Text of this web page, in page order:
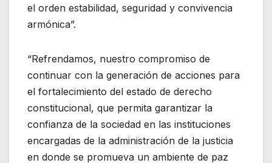
el orden estabilidad, seguridad y convivencia
armónica”.
“Refrendamos, nuestro compromiso de
continuar con la generación de acciones para
el fortalecimiento del estado de derecho
constitucional, que permita garantizar la
confianza de la sociedad en las instituciones
encargadas de la administración de la justicia
en donde se promueva un ambiente de paz